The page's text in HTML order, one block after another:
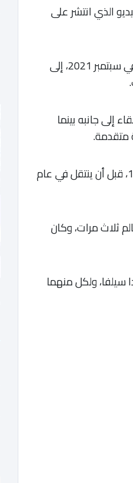
الفيديو الذي انتشر على
وتم إدخال الأسطورة البرازيلية، البالغ 82 عاما، والذي تمت إزالة ورم من القولون له، في سبتمبر 2021، إلى
إلى جانبه بينما
متقدمة.
وقضي بيليه مسيرته الكروية في نادي سانتوس، بداية من عام 1956 حتى عام 1974، قبل أن ينتقل في عام
ثلاث مرات، وكان
سيلفا، ولكل منهما